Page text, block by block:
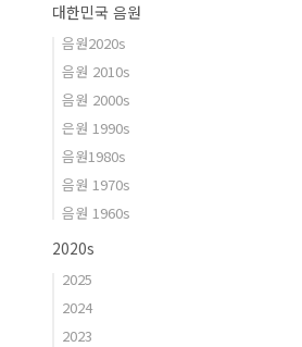
대한민국 음원
음원2020s
음원 2010s
음원 2000s
은원 1990s
음원1980s
음원 1970s
음원 1960s
2020s
2025
2024
2023